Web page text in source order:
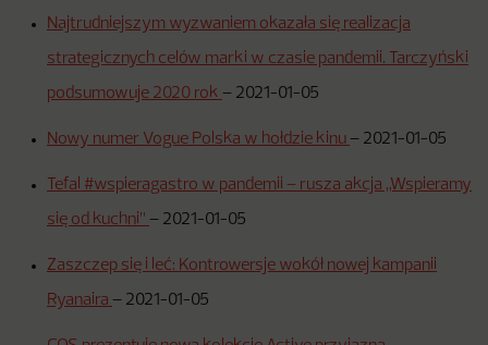
Najtrudniejszym wyzwaniem okazała się realizacja
strategicznych celów marki w czasie pandemii. Tarczyński
podsumowuje 2020 rok – 2021-01-05
Nowy numer Vogue Polska w hołdzie kinu – 2021-01-05
Tefal #wspieragastro w pandemii – rusza akcja „Wspieramy
się od kuchni” – 2021-01-05
Zaszczep się i leć: Kontrowersje wokół nowej kampanii
Ryanaira – 2021-01-05